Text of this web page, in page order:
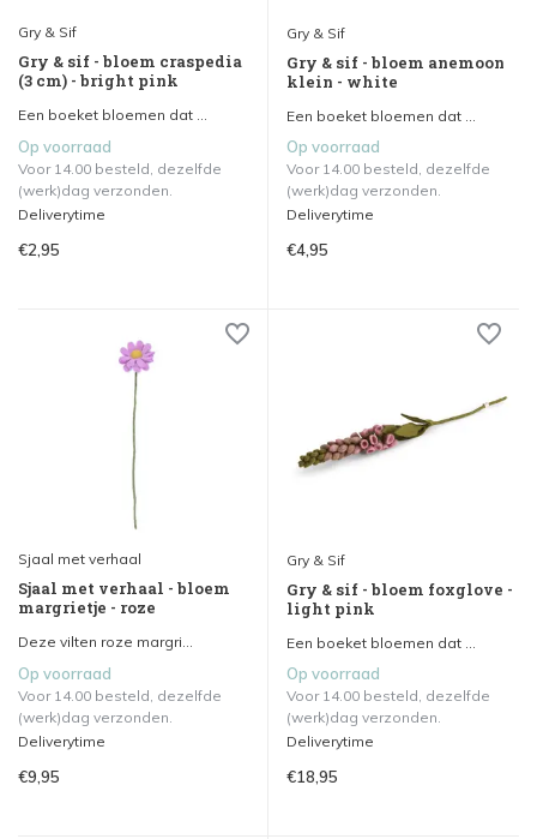
Gry & Sif
Gry & sif - bloem craspedia
(3 cm) - bright pink
Een boeket bloemen dat ...
Op voorraad
Voor 14.00 besteld, dezelfde
(werk)dag verzonden.
Deliverytime
€2,95
Gry & Sif
Gry & sif - bloem anemoon
klein - white
Een boeket bloemen dat ...
Op voorraad
Voor 14.00 besteld, dezelfde
(werk)dag verzonden.
Deliverytime
€4,95
Sjaal met verhaal
Sjaal met verhaal - bloem
margrietje - roze
Deze vilten roze margri...
Op voorraad
Voor 14.00 besteld, dezelfde
(werk)dag verzonden.
Deliverytime
€9,95
Gry & Sif
Gry & sif - bloem foxglove -
light pink
Een boeket bloemen dat ...
Op voorraad
Voor 14.00 besteld, dezelfde
(werk)dag verzonden.
Deliverytime
€18,95